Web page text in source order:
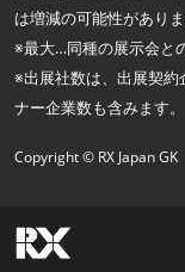
は増減の可能性がありま
※最大…同種の展示会と
※出展社数は、出展契約
ナー企業数も含みます。
Copyright © RX Japan GK